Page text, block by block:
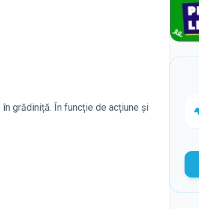
grădiniță. În funcție de acțiune și